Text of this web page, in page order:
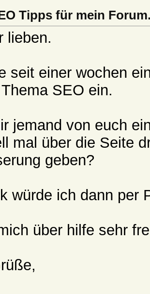
Tipps für mein
lieben.
seit einer wochen
SEO ein.
jemand von euch
mal über die Seite
geben?
würde ich dann per
über hilfe sehr